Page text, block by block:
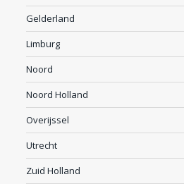
Gelderland
Limburg
Noord
Noord Holland
Overijssel
Utrecht
Zuid Holland